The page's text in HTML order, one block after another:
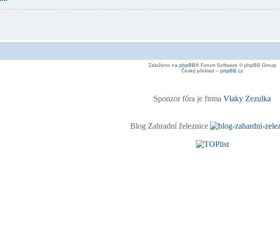
Založeno na phpBB® Forum Software © phpBB Group
Český překlad – phpBB.cz
Sponzor fóra je firma Vlaky Zezulka
Blog Zahradní železnice